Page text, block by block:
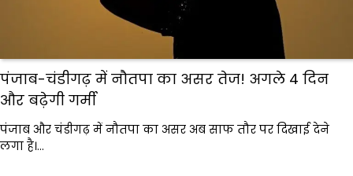
पंजाब-चंडीगढ़ में नौतपा का असर तेज! अगले 4 दिन
और बढ़ेगी गर्मी
पंजाब और चंडीगढ़ में नौतपा का असर अब साफ तौर पर दिखाई देने
लगा है।…